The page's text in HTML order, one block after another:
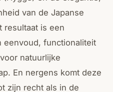
van de Japanse
resultaat is een
eenvoud, functionaliteit
natuurlijke
En nergens komt deze
zijn recht als in de